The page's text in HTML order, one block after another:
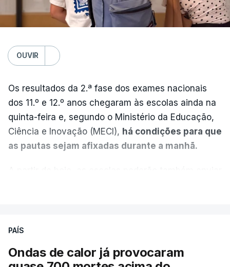
OUVIR
Os resultados da 2.ª fase dos exames nacionais
dos 11.º e 12.º anos chegaram às escolas ainda na
quinta-feira e, segundo o Ministério da Educação,
Ciência e Inovação (MECI), há condições para que
as pautas sejam afixadas durante a manhã.
dependia da apresentação de um requerimento,
PAÍS
Ondas de calor já provocaram